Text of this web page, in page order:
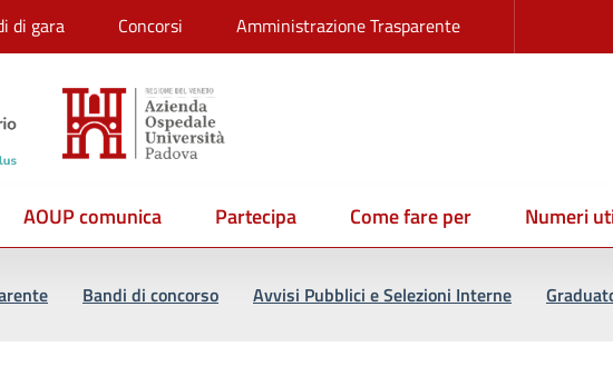
di gara Concorsi Amministrazione Trasparente
AOUP comunica Partecipa Come fare per Numeri
Bandi di concorso Avvisi Pubblici e Selezioni Interne